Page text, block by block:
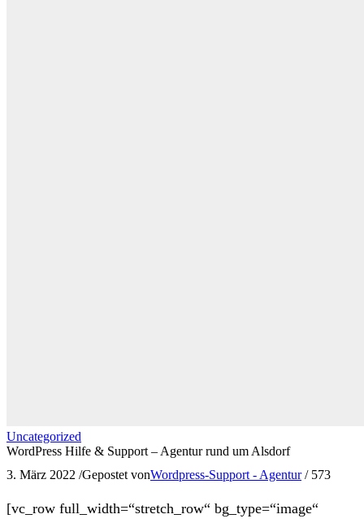
Uncategorized
WordPress Hilfe & Support – Agentur rund um Alsdorf
3. März 2022 /Gepostet vonWordpress-Support - Agentur / 573
[vc_row full_width=“stretch_row“ bg_type=“image“